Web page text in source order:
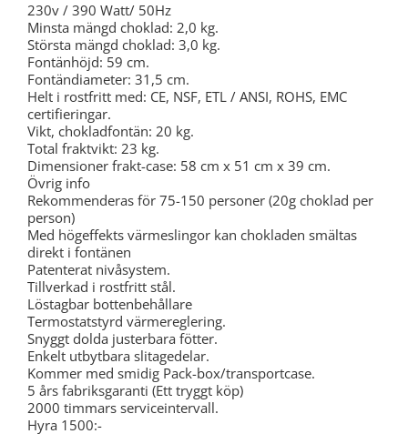
230v / 390 Watt/ 50Hz
Minsta mängd choklad: 2,0 kg.
Största mängd choklad: 3,0 kg.
Fontänhöjd: 59 cm.
Fontändiameter: 31,5 cm.
Helt i rostfritt med: CE, NSF, ETL / ANSI, ROHS, EMC
certifieringar.
Vikt, chokladfontän: 20 kg.
Total fraktvikt: 23 kg.
Dimensioner frakt-case: 58 cm x 51 cm x 39 cm.
Övrig info
Rekommenderas för 75-150 personer (20g choklad per
person)
Med högeffekts värmeslingor kan chokladen smältas
direkt i fontänen
Patenterat nivåsystem.
Tillverkad i rostfritt stål.
Löstagbar bottenbehållare
Termostatstyrd värmereglering.
Snyggt dolda justerbara fötter.
Enkelt utbytbara slitagedelar.
Kommer med smidig Pack-box/transportcase.
5 års fabriksgaranti (Ett tryggt köp)
2000 timmars serviceintervall.
Hyra 1500:-